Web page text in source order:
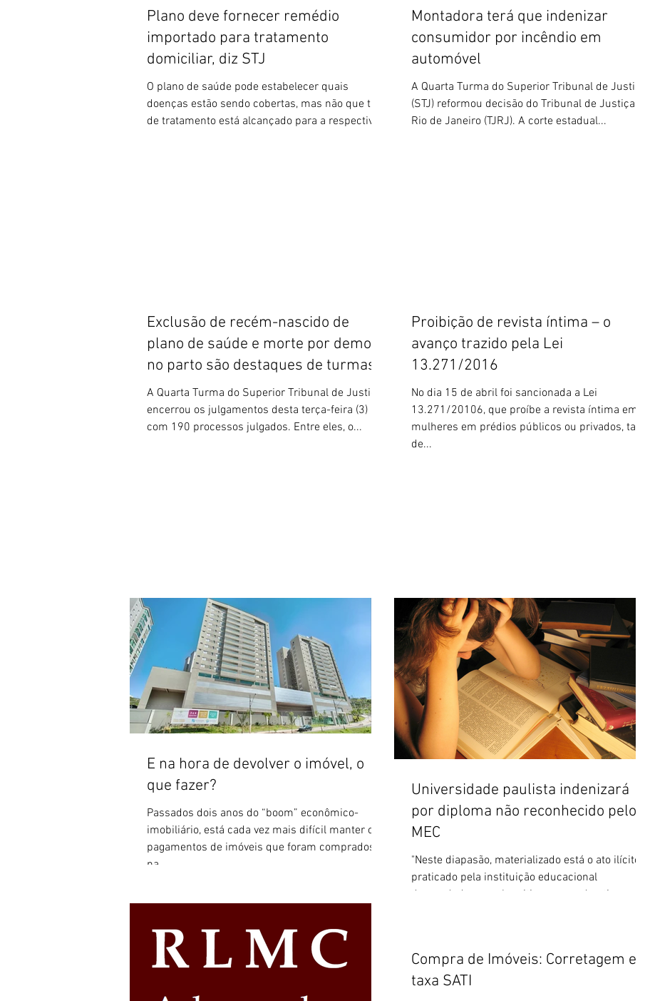
Plano deve fornecer remédio
importado para tratamento
domiciliar, diz STJ
O plano de saúde pode estabelecer quais
doenças estão sendo cobertas, mas não que tipo
de tratamento está alcançado para a respectiva...
Montadora terá que indenizar
consumidor por incêndio em
automóvel
A Quarta Turma do Superior Tribunal de Justiça
(STJ) reformou decisão do Tribunal de Justiça do
Rio de Janeiro (TJRJ). A corte estadual...
Exclusão de recém-nascido de
plano de saúde e morte por demora
no parto são destaques de turmas
A Quarta Turma do Superior Tribunal de Justiça
encerrou os julgamentos desta terça-feira (3)
com 190 processos julgados. Entre eles, o...
Proibição de revista íntima – o
avanço trazido pela Lei
13.271/2016
No dia 15 de abril foi sancionada a Lei
13.271/20106, que proíbe a revista íntima em
mulheres em prédios públicos ou privados, tanto
de...
E na hora de devolver o imóvel, o
que fazer?
Passados dois anos do “boom” econômico-
imobiliário, está cada vez mais difícil manter os
pagamentos de imóveis que foram comprados
na...
Universidade paulista indenizará
por diploma não reconhecido pelo
MEC
"Neste diapasão, materializado está o ato ilícito
praticado pela instituição educacional
demandada, a qual omitiu-se em advertir os
Compra de Imóveis: Corretagem e
taxa SATI